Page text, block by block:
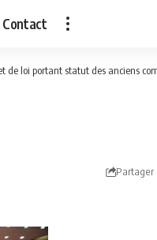
Contact
de loi portant statut des anciens
Partager